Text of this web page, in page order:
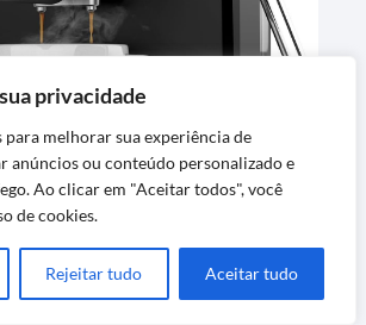
privacidade
melhorar sua experiência de
anúncios ou conteúdo personalizado e
Ao clicar em "Aceitar todos", você
de cookies.
Rejeitar tudo Aceitar tudo
Digital Oster OCAF900
127V